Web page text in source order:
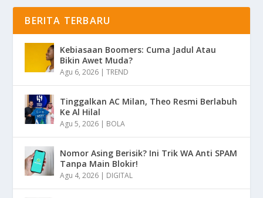
BERITA TERBARU
Kebiasaan Boomers: Cuma Jadul Atau
Bikin Awet Muda?
Agu 6, 2026 |TREND
Tinggalkan AC Milan, Theo Resmi Berlabuh
Ke Al Hilal
Agu 5, 2026 | BOLA
Nomor Asing Berisik? Ini Trik WA Anti SPAM
Tanpa Main Blokir!
Agu 4, 2026 | DIGITAL